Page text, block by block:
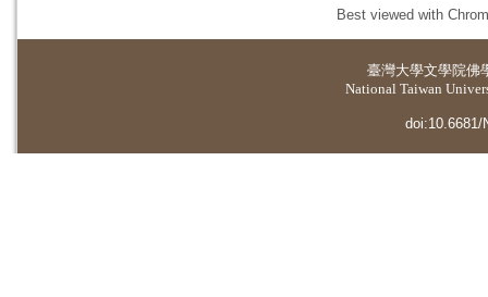
Best viewed with
臺灣大學文學院佛
National Taiwan
doi:10.6681/